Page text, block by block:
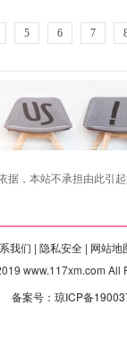
5 6 7
，本站不承担由此引
我们 | 隐私安全 | 网站地
www.117xm.com All
备案号：琼ICP备